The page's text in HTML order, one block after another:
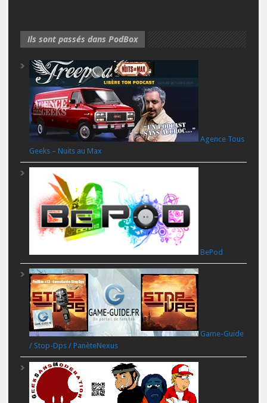
Ils sont passés dans PodBox
Agence Tous
Geeks – Nuits au Max
BePod
Game-Guide
/ Stop-Dps / PanèteNexus